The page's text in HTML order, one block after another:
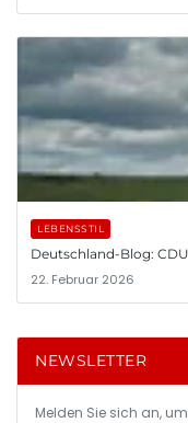
LEBENSSTIL
Deutschland-Blog:
22. Februar 2026
NEWSLETTER
Melden Sie sich an,